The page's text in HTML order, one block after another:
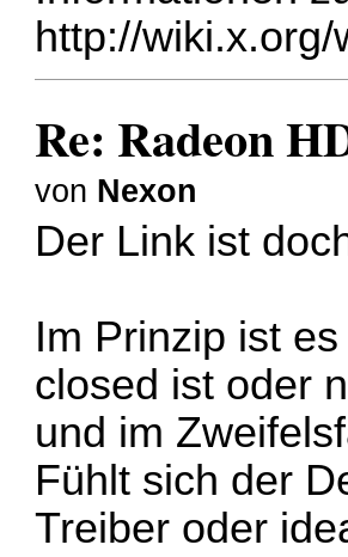
http://
Re: Radeon
von Nexon
Der Link ist
Im Prinzip ist
closed ist oder
und im
Fühlt sich der
Treiber oder